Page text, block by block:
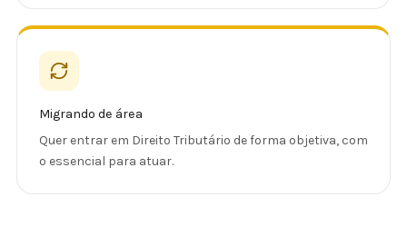
Migrando de área
Quer entrar em Direito Tributário de forma objetiva, com
o essencial para atuar.